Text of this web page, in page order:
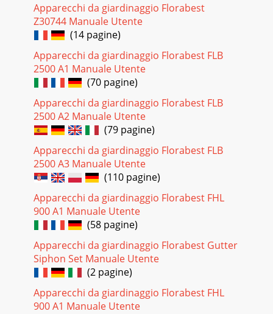
Apparecchi da giardinaggio Florabest
Z30744 Manuale Utente
(14 pagine)
Apparecchi da giardinaggio Florabest FLB
2500 A1 Manuale Utente
(70 pagine)
Apparecchi da giardinaggio Florabest FLB
2500 A2 Manuale Utente
(79 pagine)
Apparecchi da giardinaggio Florabest FLB
2500 A3 Manuale Utente
(110 pagine)
Apparecchi da giardinaggio Florabest FHL
900 A1 Manuale Utente
(58 pagine)
Apparecchi da giardinaggio Florabest Gutter
Siphon Set Manuale Utente
(2 pagine)
Apparecchi da giardinaggio Florabest FHL
900 A1 Manuale Utente